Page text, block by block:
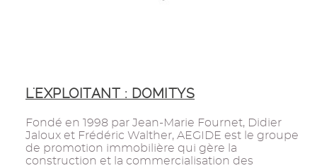
L'EXPLOITANT : DOMITYS
Fondé en 1998 par Jean-Marie Fournet, Didier
Jaloux et Frédéric Walther, AEGIDE est le groupe
de promotion immobilière qui gère la
construction et la commercialisation des